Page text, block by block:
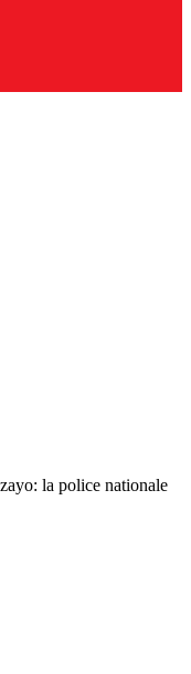
la police nationale